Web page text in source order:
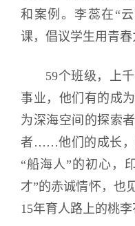
和案例。李蕊在“
课，倡议学生用青春
59个班级，上
事业，他们有的成
为深海空间的探索
者……他们的成长，
“船海人”的初心，
才”的赤诚情怀，也
15年育人路上的桃李